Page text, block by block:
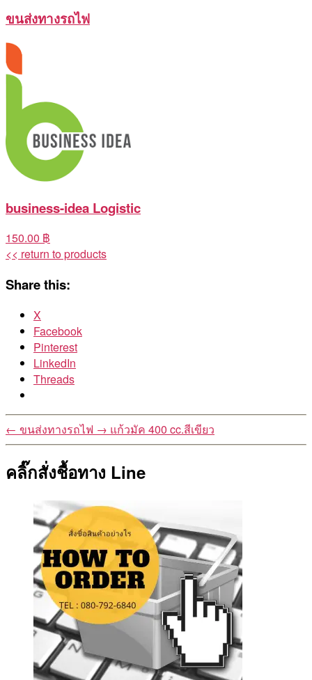
ขนส่งทางรถไฟ
business-idea Logistic
150.00 ฿
<< return to products
Share this:
X
Facebook
Pinterest
LinkedIn
Threads
← ขนส่งทางรถไฟ → แก้วมัค 400 cc.สีเขียว
คลิ๊กสั่งชื้อทาง Line